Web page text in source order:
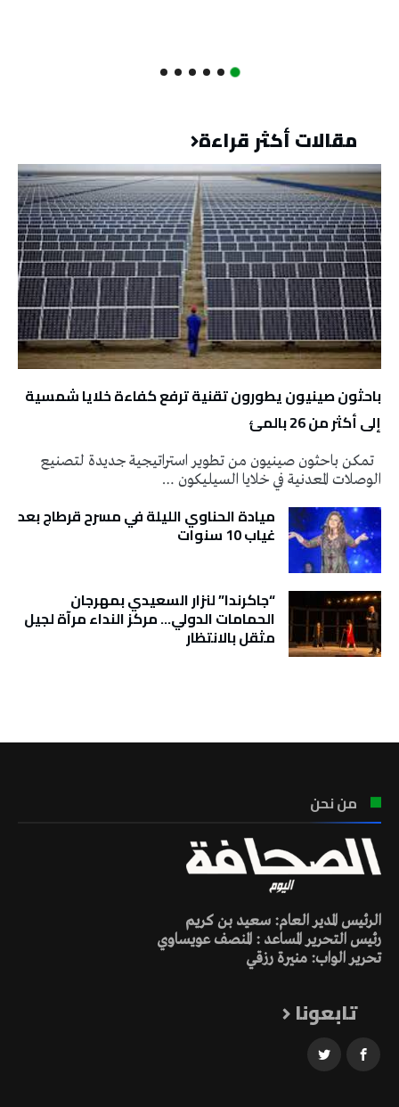
مقالات أكثر قراءة
باحثون صينيون يطورون تقنية ترفع كفاءة خلايا شمسية
إلى أكثر من 26 بالمئ
تمكن باحثون صينيون من تطوير استراتيجية جديدة لتصنيع
الوصلات المعدنية في خلايا السيليكون …
ميادة الحناوي الليلة في مسرح قرطاج بعد
غياب 10 سنوات
“جاكرندا” لنزار السعيدي بمهرجان
الحمامات الدولي… مركز النداء مرآة لجيل
مثقل بالانتظار
من نحن
الرئيس المدير العام: سعيد بن كريم
رئيس التحرير المساعد : المنصف عويساوي
تحرير الواب: منيرة رزقي
تابعونا